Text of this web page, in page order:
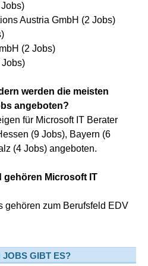
Austria GmbH (2 Jobs)
(2 Jobs)
Jobs)
werden die meisten
angeboten?
für Microsoft IT Berater
(9 Jobs), Bayern (6
(4 Jobs) angeboten.
gehören Microsoft IT
gehören zum Berufsfeld EDV
JOBS GIBT ES?